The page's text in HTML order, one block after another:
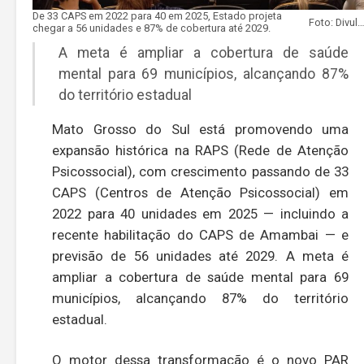
De 33 CAPS em 2022 para 40 em 2025, Estado projeta
chegar a 56 unidades e 87% de cobertura até 2029.
A meta é ampliar a cobertura de saúde
mental para 69 municípios, alcançando 87%
do território estadual
Mato Grosso do Sul está promovendo uma
expansão histórica na RAPS (Rede de Atenção
Psicossocial), com crescimento passando de 33
CAPS (Centros de Atenção Psicossocial) em
2022 para 40 unidades em 2025 — incluindo a
recente habilitação do CAPS de Amambai — e
previsão de 56 unidades até 2029. A meta é
ampliar a cobertura de saúde mental para 69
municípios, alcançando 87% do território
estadual.
O motor dessa transformação é o novo PAR